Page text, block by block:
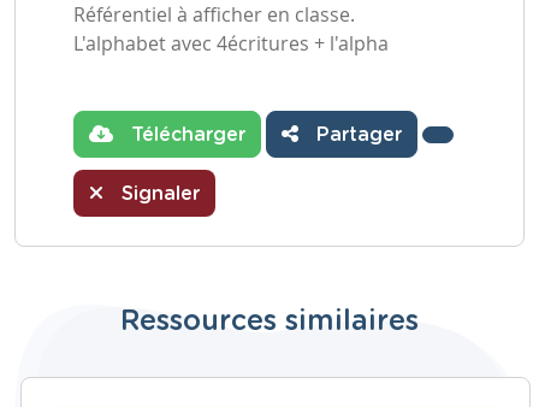
Référentiel à afficher en classe.
L'alphabet avec 4écritures + l'alpha
Télécharger Partager
Signaler
Ressources similaires